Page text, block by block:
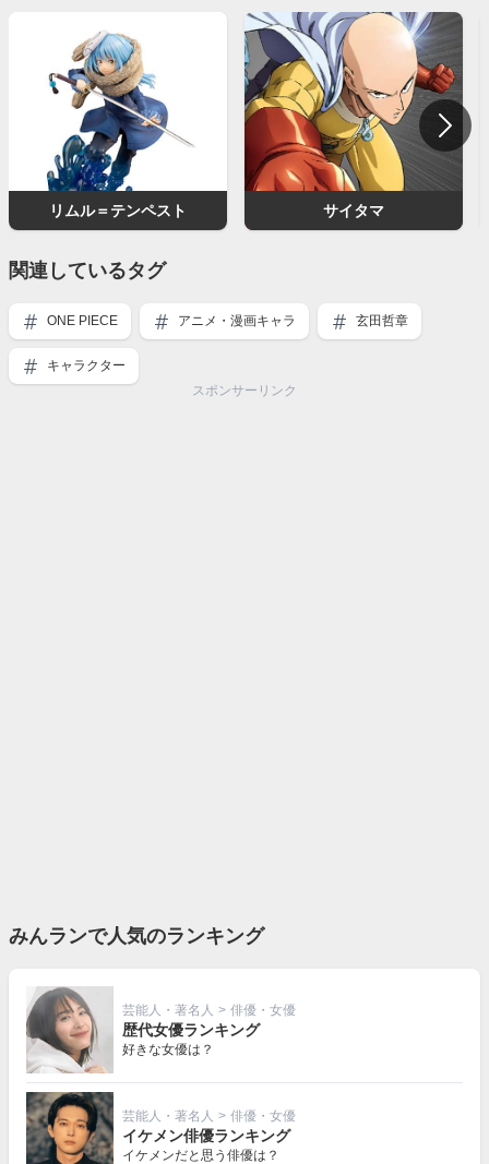
リムル＝テンペスト サイタマ
関連しているタグ
ONE PIECE アニメ・漫画キャラ 玄田哲章
キャラクター
スポンサーリンク
みんランで人気のランキング
芸能人・著名人 > 俳優・女優
歴代女優ランキング
好きな女優は？
芸能人・著名人 > 俳優・女優
イケメン俳優ランキング
イケメンだと思う俳優は？